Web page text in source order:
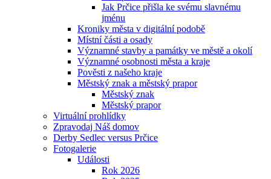
Jak Prčice přišla ke svému slavnému
jménu
Kroniky města v digitální podobě
Místní části a osady
Významné stavby a památky ve městě a okolí
Významné osobnosti města a kraje
Pověsti z našeho kraje
Městský znak a městský prapor
Městský znak
Městský prapor
Virtuální prohlídky
Zpravodaj Náš domov
Derby Sedlec versus Prčice
Fotogalerie
Události
Rok 2026